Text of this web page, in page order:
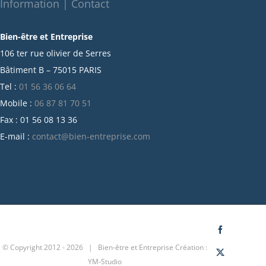
juillet 2021
juin 2021
mai 2021
avril 2021
mars 2021
février 2021
juin 2020
Information | Contact
Bien-être et Entreprise
106 ter rue olivier de Serres
Bâtiment B – 75015 PARIS
Tel : 01 56 36 06 64
Mobile : 06 87 81 70 51
Fax : 01 56 08 13 36
E-mail : contact@bien-entreprise.com
© Copyright 2012 -2026 | Bien-être et Entreprise Création :
YM-Studio
Facebook
X